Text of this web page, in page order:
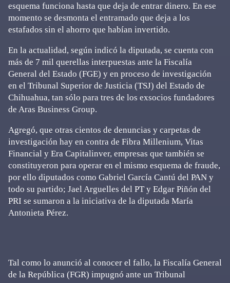
esquema funciona hasta que deja de entrar dinero. En ese
momento se desmonta el entramado que deja a los
estafados sin el ahorro que habían invertido.
En la actualidad, según indicó la diputada, se cuenta con
más de 7 mil querellas interpuestas ante la Fiscalía
General del Estado (FGE) y en proceso de investigación
en el Tribunal Superior de Justicia (TSJ) del Estado de
Chihuahua, tan sólo para tres de los exsocios fundadores
de Aras Business Group.
Agregó, que otras cientos de denuncias y carpetas de
investigación hay en contra de Fibra Millenium, Vitas
Financial y Era Capitalinver, empresas que también se
constituyeron para operar en el mismo esquema de fraude,
por ello diputados como Gabriel García Cantú del PAN y
todo su partido; Jael Arguelles del PT y Edgar Piñón del
PRI se sumaron a la iniciativa de la diputada María
Antonieta Pérez.
Tal como lo anunció al conocer el fallo, la Fiscalía General
de la República (FGR) impugnó ante un Tribunal